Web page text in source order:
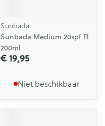
Sunbada
Sunbada Medium 20spf Fl
200ml
€ 19,95
Niet beschikbaar